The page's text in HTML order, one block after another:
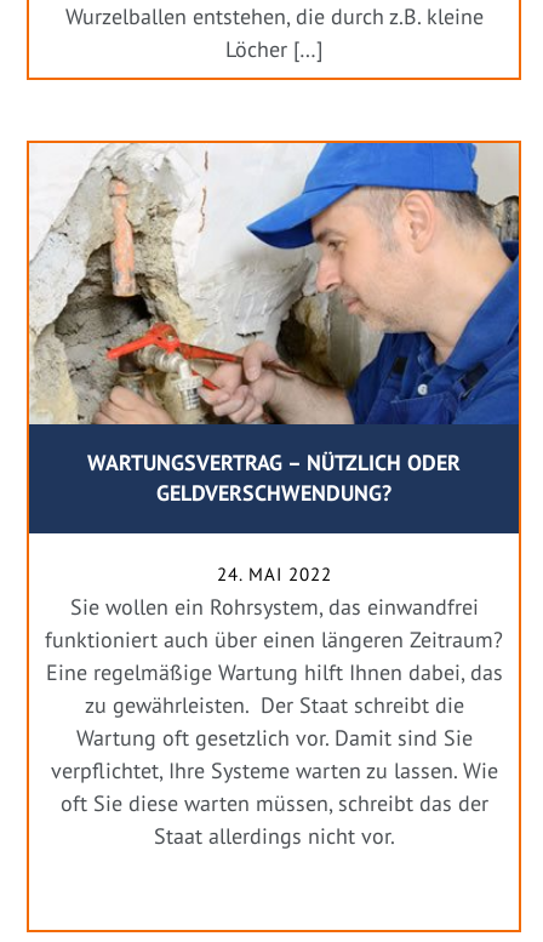
Wurzelballen entstehen, die durch z.B. kleine
Löcher […]
WARTUNGSVERTRAG – NÜTZLICH ODER
GELDVERSCHWENDUNG?
24. MAI 2022
Sie wollen ein Rohrsystem, das einwandfrei
funktioniert auch über einen längeren Zeitraum?
Eine regelmäßige Wartung hilft Ihnen dabei, das
zu gewährleisten. Der Staat schreibt die
Wartung oft gesetzlich vor. Damit sind Sie
verpflichtet, Ihre Systeme warten zu lassen. Wie
oft Sie diese warten müssen, schreibt das der
Staat allerdings nicht vor.